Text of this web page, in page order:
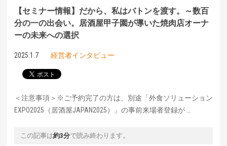
【セミナー情報】だから、私はバトンを渡す。～数百
分の一の出会い。居酒屋甲子園が導いた焼肉店オーナ
ーの未来への選択
2025.1.7 経営者インタビュー
＜注意事項＞※ご予約完了の方は、別途「外食ソリューション
EXPO2025（居酒屋JAPAN2025）」の事前来場者登録が …
この記事は約3分で読み終わります。